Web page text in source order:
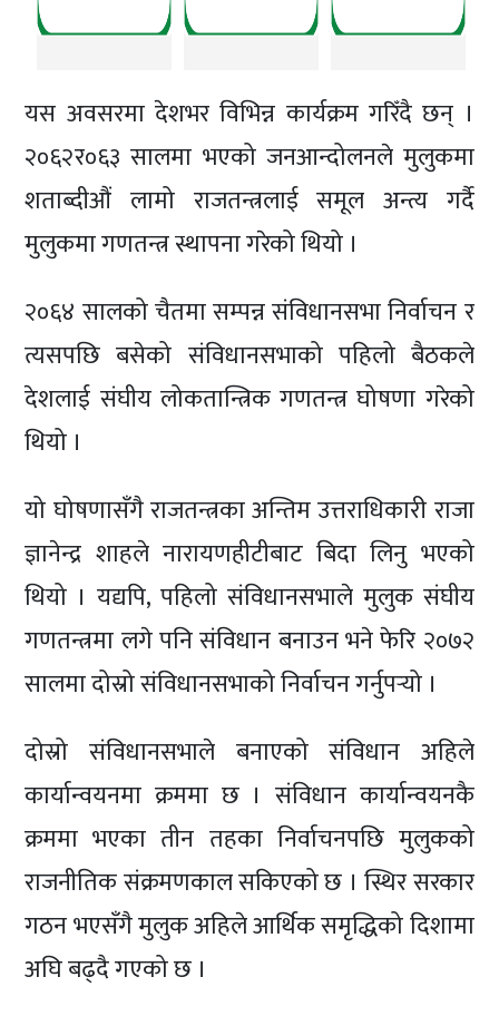
यस अवसरमा देशभर विभिन्न कार्यक्रम गरिँदै छन् ।
२०६२र०६३ सालमा भएको जनआन्दोलनले मुलुकमा
शताब्दीऔं लामो राजतन्त्रलाई समूल अन्त्य गर्दै
मुलुकमा गणतन्त्र स्थापना गरेको थियो ।
२०६४ सालको चैतमा सम्पन्न संविधानसभा निर्वाचन र
त्यसपछि बसेको संविधानसभाको पहिलो बैठकले
देशलाई संघीय लोकतान्त्रिक गणतन्त्र घोषणा गरेको
थियो ।
यो घोषणासँगै राजतन्त्रका अन्तिम उत्तराधिकारी राजा
ज्ञानेन्द्र शाहले नारायणहीटीबाट बिदा लिनु भएको
थियो । यद्यपि, पहिलो संविधानसभाले मुलुक संघीय
गणतन्त्रमा लगे पनि संविधान बनाउन भने फेरि २०७२
सालमा दोस्रो संविधानसभाको निर्वाचन गर्नुपर्‍यो ।
दोस्रो संविधानसभाले बनाएको संविधान अहिले
कार्यान्वयनमा क्रममा छ । संविधान कार्यान्वयनकै
क्रममा भएका तीन तहका निर्वाचनपछि मुलुकको
राजनीतिक संक्रमणकाल सकिएको छ । स्थिर सरकार
गठन भएसँगै मुलुक अहिले आर्थिक समृद्धिको दिशामा
अघि बढ्दै गएको छ ।